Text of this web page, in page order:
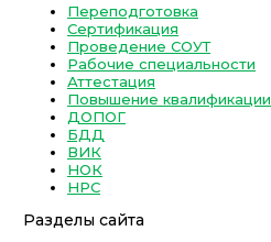
Переподготовка
Сертификация
Проведение СОУТ
Рабочие специальности
Аттестация
Повышение квалификации
ДОПОГ
БДД
ВИК
НОК
НРС
Разделы сайта